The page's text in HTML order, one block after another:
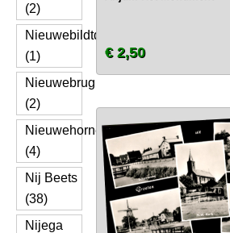
(2)
Nieuwebildtdijk
(1)
Nieuwebrug
(2)
Nieuwehorne
(4)
Nij Beets
(38)
Nijega
€ 2,50